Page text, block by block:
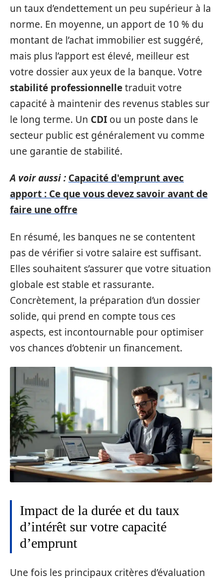
un taux d’endettement un peu supérieur à la
norme. En moyenne, un apport de 10 % du
montant de l’achat immobilier est suggéré,
mais plus l’apport est élevé, meilleur est
votre dossier aux yeux de la banque. Votre
stabilité professionnelletraduit votre
capacité à maintenir des revenus stables sur
le long terme. Un CDI ou un poste dans le
secteur public est généralement vu comme
une garantie de stabilité.
A voir aussi : Capacité d'emprunt avec
apport : Ce que vous devez savoir avant de
faire une offre
En résumé, les banques ne se contentent
pas de vérifier si votre salaire est suffisant.
Elles souhaitent s’assurer que votre situation
globale est stable et rassurante.
Concrètement, la préparation d’un dossier
solide, qui prend en compte tous ces
aspects, est incontournable pour optimiser
vos chances d’obtenir un financement.
Impact de la durée et du taux
d’intérêt sur votre capacité
d’emprunt
Une fois les principaux critères d’évaluation